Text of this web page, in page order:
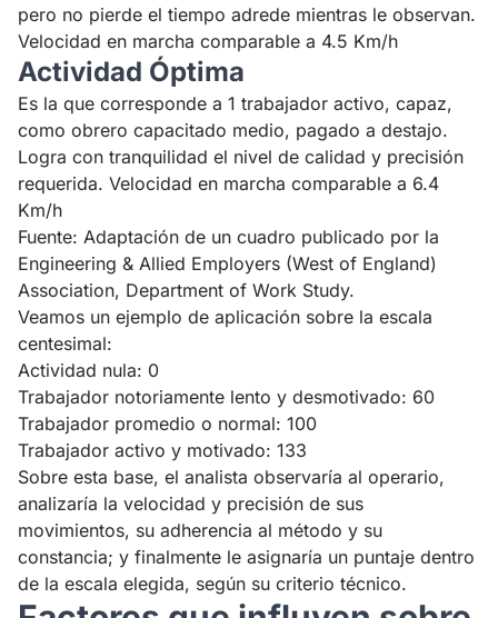
pero no pierde el tiempo adrede mientras le observan.
Velocidad en marcha comparable a 4.5 Km/h
Actividad Óptima
Es la que corresponde a 1 trabajador activo, capaz,
como obrero capacitado medio, pagado a destajo.
Logra con tranquilidad el nivel de calidad y precisión
requerida. Velocidad en marcha comparable a 6.4
Km/h
Fuente: Adaptación de un cuadro publicado por la
Engineering & Allied Employers (West of England)
Association, Department of Work Study.
Veamos un ejemplo de aplicación sobre la escala
centesimal:
Actividad nula: 0
Trabajador notoriamente lento y desmotivado: 60
Trabajador promedio o normal: 100
Trabajador activo y motivado: 133
Sobre esta base, el analista observaría al operario,
analizaría la velocidad y precisión de sus
movimientos, su adherencia al método y su
constancia; y finalmente le asignaría un puntaje dentro
de la escala elegida, según su criterio técnico.